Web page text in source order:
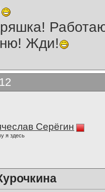
Жди!
Серёгин
я здесь